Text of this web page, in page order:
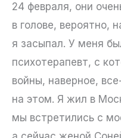
24 февраля, они
в голове, вероятно,
я засыпал. У меня
психотерапевт, с
войны, наверное,
на этом. Я жил в
мы встретились с